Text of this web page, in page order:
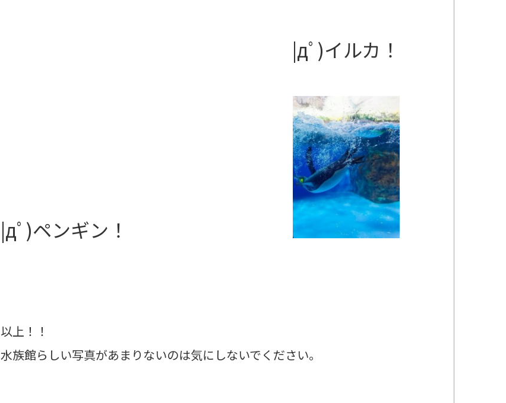
|дﾟ)イルカ！
|дﾟ)ペンギン！
以上！！
水族館らしい写真があまりないのは気にしないでください。